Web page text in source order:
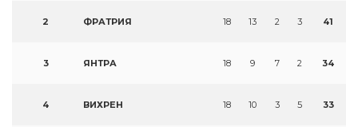
2 ФРАТРИЯ 18 13 2 3 41
3 ЯНТРА 18 9 7 2 34
4 ВИХРЕН 18 10 3 5 33